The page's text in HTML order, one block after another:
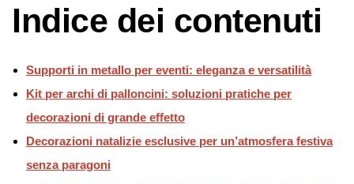
Indice dei contenuti
Supporti in metallo per eventi: eleganza e versatilità
Kit per archi di palloncini: soluzioni pratiche per
decorazioni di grande effetto
Decorazioni natalizie esclusive per un’atmosfera festiva
senza paragoni